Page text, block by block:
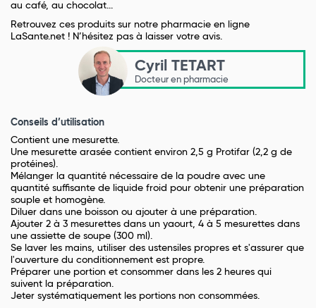
au café, au chocolat...
Retrouvez ces produits sur notre pharmacie en ligne
LaSante.net ! N’hésitez pas à laisser votre avis.
Cyril TETART
Docteur en pharmacie
Conseils d’utilisation
Contient une mesurette.
Une mesurette arasée contient environ 2,5 g Protifar (2,2 g de
protéines).
Mélanger la quantité nécessaire de la poudre avec une
quantité suffisante de liquide froid pour obtenir une préparation
souple et homogène.
Diluer dans une boisson ou ajouter à une préparation.
Ajouter 2 à 3 mesurettes dans un yaourt, 4 à 5 mesurettes dans
une assiette de soupe (300 ml).
Se laver les mains, utiliser des ustensiles propres et s'assurer que
l'ouverture du conditionnement est propre.
Préparer une portion et consommer dans les 2 heures qui
suivent la préparation.
Jeter systématiquement les portions non consommées.